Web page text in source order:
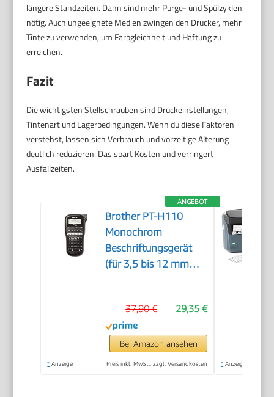
längere Standzeiten. Dann sind mehr Purge- und Spülzyklen
nötig. Auch ungeeignete Medien zwingen den Drucker, mehr
Tinte zu verwenden, um Farbgleichheit und Haftung zu
erreichen.
Fazit
Die wichtigsten Stellschrauben sind Druckeinstellungen,
Tintenart und Lagerbedingungen. Wenn du diese Faktoren
verstehst, lassen sich Verbrauch und vorzeitige Alterung
deutlich reduzieren. Das spart Kosten und verringert
Ausfallzeiten.
ANGEBOT
Brother PT-H110
Monochrom
Beschriftungsgerät
(für 3,5 bis 12 mm
20 mm/Sek.
Druckgeschwindigkeit)
29,35 €
37,90 €
Bei Amazon ansehen
* Anzeige Preis inkl. MwSt., zzgl. Versandkosten * Anzeige